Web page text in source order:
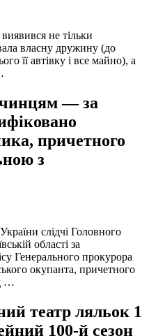
не тільки
власну дружину (до
її автівку і все майно), а
— за
причетного
з
слідчі Головного
області за
Генерального прокурора
окупанта, причетного
…
театр ляльок 1
100-й сезон